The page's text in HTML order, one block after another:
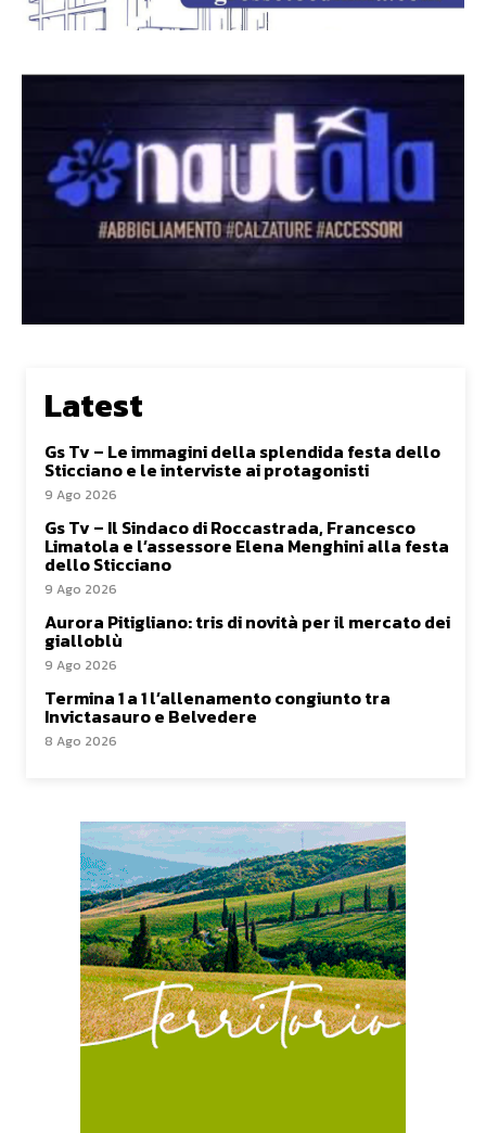
Latest
Gs Tv – Le immagini della splendida festa dello
Sticciano e le interviste ai protagonisti
9 Ago 2026
Gs Tv – Il Sindaco di Roccastrada, Francesco
Limatola e l’assessore Elena Menghini alla festa
dello Sticciano
9 Ago 2026
Aurora Pitigliano: tris di novità per il mercato dei
gialloblù
9 Ago 2026
Termina 1 a 1 l’allenamento congiunto tra
Invictasauro e Belvedere
8 Ago 2026